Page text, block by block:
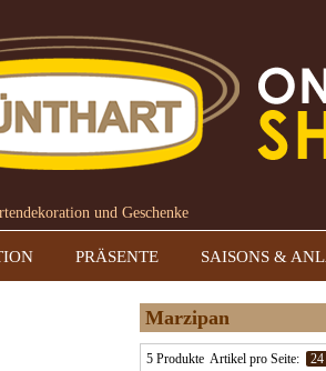
und Geschenke
PRÄSENTE SAISONS &
Marzipan
5 Produkte Artikel pro Seite: 24